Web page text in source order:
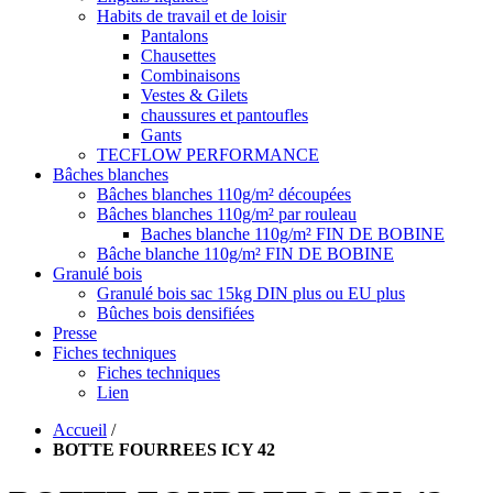
Habits de travail et de loisir
Pantalons
Chausettes
Combinaisons
Vestes & Gilets
chaussures et pantoufles
Gants
TECFLOW PERFORMANCE
Bâches blanches
Bâches blanches 110g/m² découpées
Bâches blanches 110g/m² par rouleau
Baches blanche 110g/m² FIN DE BOBINE
Bâche blanche 110g/m² FIN DE BOBINE
Granulé bois
Granulé bois sac 15kg DIN plus ou EU plus
Bûches bois densifiées
Presse
Fiches techniques
Fiches techniques
Lien
Accueil /
BOTTE FOURREES ICY 42